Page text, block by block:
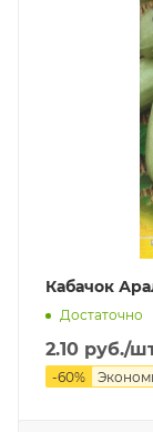
Кабачок
Достаточно
2.10 руб./
-60%